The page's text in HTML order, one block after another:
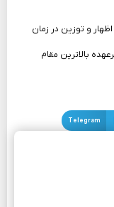
و توزین در زمان
بالاترین مقام
Telegram